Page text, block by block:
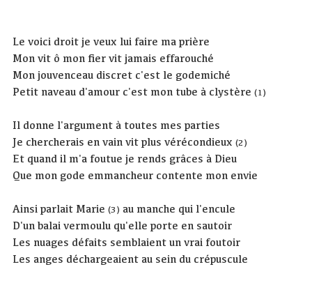
Le voici droit je veux lui faire ma prière
Mon vit ô mon fier vit jamais effarouché
Mon jouvenceau discret c'est le godemiché
Petit naveau d'amour c'est mon tube à clystère(1)
Il donne l'argument à toutes mes parties
Je chercherais en vain vit plus vérécondieux(2)
Et quand il m'a foutue je rends grâces à Dieu
Que mon gode emmancheur contente mon envie
Ainsi parlait Marie(3) au manche qui l'encule
D'un balai vermoulu qu'elle porte en sautoir
Les nuages défaits semblaient un vrai foutoir
Les anges déchargeaient au sein du crépuscule